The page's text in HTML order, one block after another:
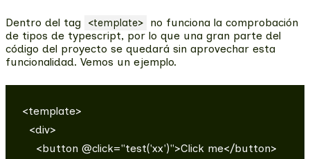
Dentro del tag <template>
no funciona la comprobación
de tipos de typescript, por lo que una gran parte del
código del proyecto se quedará sin aprovechar esta
funcionalidad. Vemos un ejemplo.
<template>
  <div>
    <button @click="test('xx')">Click me</button>